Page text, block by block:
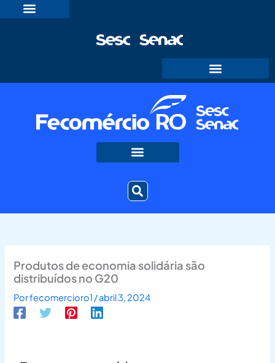
para
Produtos de economia solidária são
distribuídos no G20
Porfecomercioro1 /abril 3, 2024